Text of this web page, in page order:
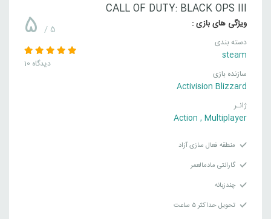
CALL OF DUTY: BLACK OPS III
ویژگی های بازی :
دسته بندی
steam
سازنده بازی
Activision Blizzard
ژانـر
Action , Multiplayer
5 / 5
10 دیدگاه
منطقه فعال سازی آزاد
گارانتی مادمالعمر
چندزبانه
تحویل حداکثر ۵ ساعت